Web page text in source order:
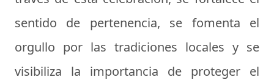
sentido de pertenencia, se fomenta el
orgullo por las tradiciones locales y se
visibiliza la importancia de proteger el